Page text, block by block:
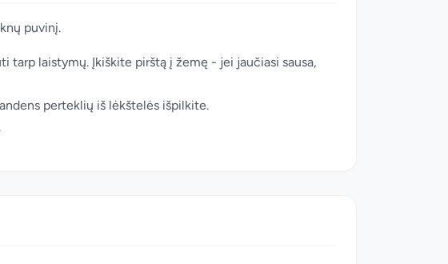
puvinį.
laistymų. Įkiškite pirštą į žemę - jei jaučiasi sausa,
perteklių iš lėkštelės išpilkite.